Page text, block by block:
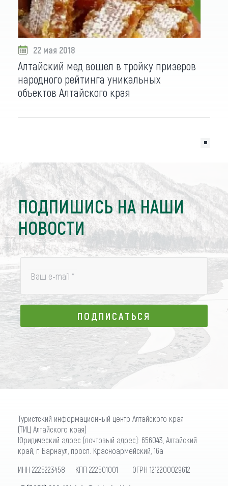
22 мая 2018
Алтайский мед вошел в тройку призеров
народного рейтинга уникальных
объектов Алтайского края
ПОДПИШИСЬ НА НАШИ
НОВОСТИ
Ваш e-mail *
ПОДПИСАТЬСЯ
ПОДПИСАТЬСЯ
Туристский информационный центр Алтайского края
(ТИЦ Алтайского края)
Юридический адрес (почтовый адрес): 656043, Алтайский
край, г. Барнаул, просп. Красноармейский, 16а
ИНН 2225223458 КПП 222501001 ОГРН 1212200029612